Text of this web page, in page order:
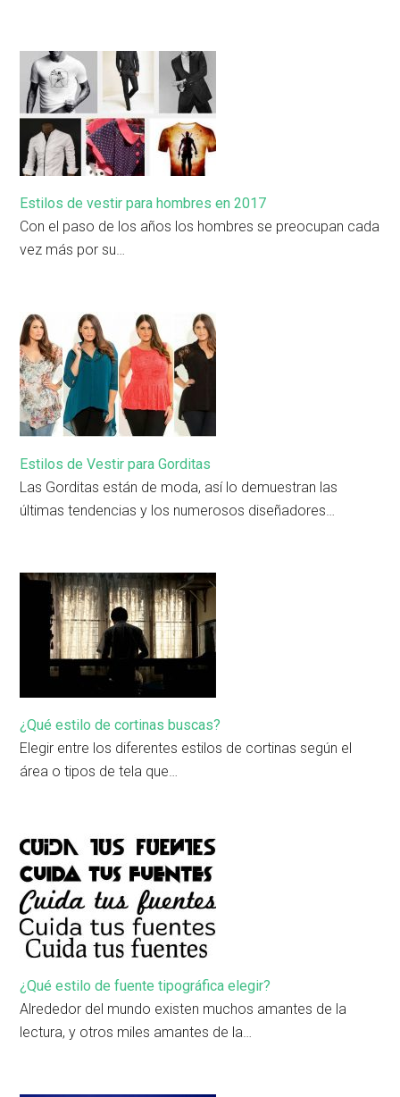
Estilos de vestir para hombres en 2017
Con el paso de los años los hombres se preocupan cada
vez más por su…
Estilos de Vestir para Gorditas
Las Gorditas están de moda, así lo demuestran las
últimas tendencias y los numerosos diseñadores…
¿Qué estilo de cortinas buscas?
Elegir entre los diferentes estilos de cortinas según el
área o tipos de tela que…
¿Qué estilo de fuente tipográfica elegir?
Alrededor del mundo existen muchos amantes de la
lectura, y otros miles amantes de la…